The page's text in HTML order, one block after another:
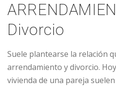
Divorcio
Suele plantearse la relación
arrendamiento y divorcio.
vivienda de una pareja